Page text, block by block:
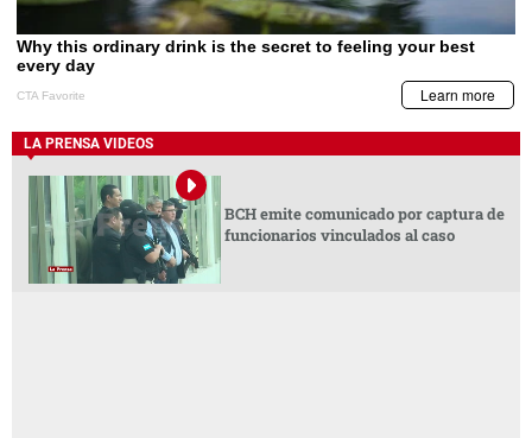
LA PRENSA VIDEOS
BCH emite comunicado por captura de
funcionarios vinculados al caso